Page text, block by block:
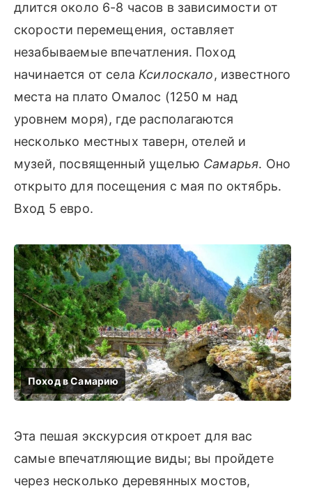
длится около 6-8 часов в зависимости от
скорости перемещения, оставляет
незабываемые впечатления. Поход
начинается от селаКсилоскало, известного
места на плато Омалос (1250 м над
уровнем моря), где располагаются
несколько местных таверн, отелей и
музей, посвященный ущелью Самарья. Оно
открыто для посещения с мая по октябрь.
Вход 5 евро.
Эта пешая экскурсия откроет для вас
самые впечатляющие виды; вы пройдете
через несколько деревянных мостов,